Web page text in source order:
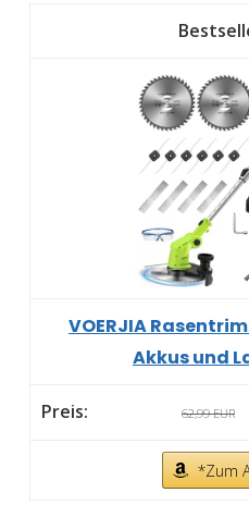
VOERJIA
Akkus und
62,99 EUR
*Zum